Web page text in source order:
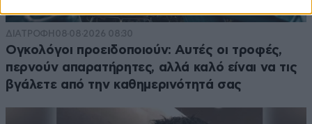
ΔΙΑΤΡΟΦΗ 08·08·2026 08:30
Ογκολόγοι προειδοποιούν: Αυτές οι τροφές,
περνούν απαρατήρητες, αλλά καλό είναι να τις
βγάλετε από την καθημερινότητά σας